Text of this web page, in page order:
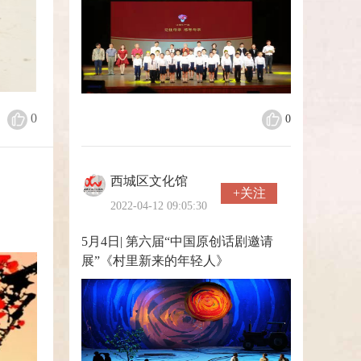
0 0
西城区文化馆
2022-04-12 09:05:30
+关注
5月4日| 第六届“中国原创话剧邀请
展”《村里新来的年轻人》